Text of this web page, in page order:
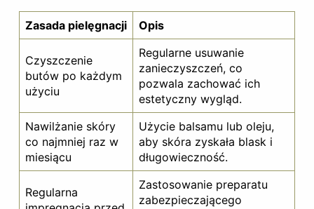
Zasada pielęgnacji Opis
Czyszczenie
butów po każdym
użyciu
Regularne usuwanie
zanieczyszczeń, co
pozwala zachować ich
estetyczny wygląd.
Nawilżanie skóry
co najmniej raz w
miesiącu
Użycie balsamu lub oleju,
aby skóra zyskała blask i
długowieczność.
Regularna
Zastosowanie preparatu
zabezpieczającego